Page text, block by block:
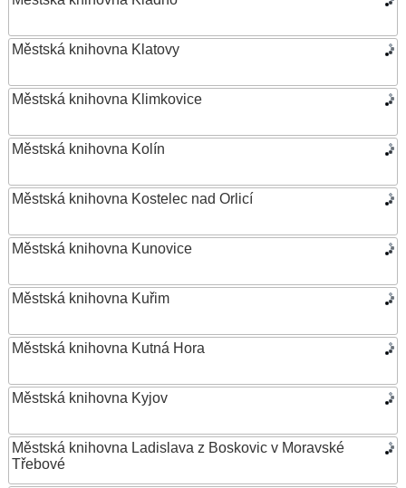
Městská knihovna Klatovy
Městská knihovna Klimkovice
Městská knihovna Kolín
Městská knihovna Kostelec nad Orlicí
Městská knihovna Kunovice
Městská knihovna Kuřim
Městská knihovna Kutná Hora
Městská knihovna Kyjov
Městská knihovna Ladislava z Boskovic v Moravské
Třebové